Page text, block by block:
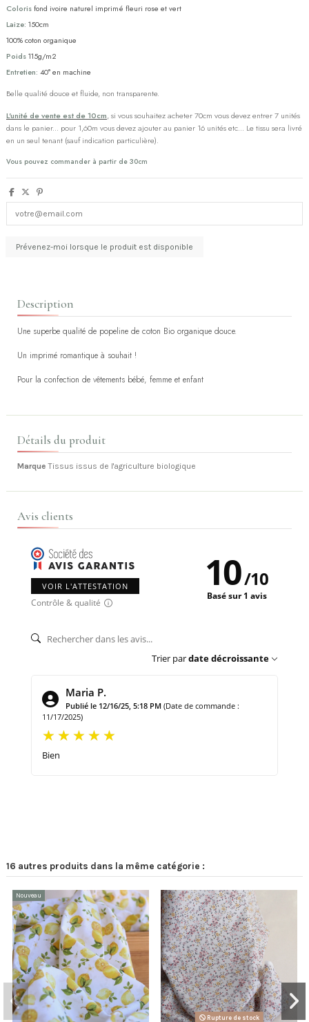
Colorisfond ivoire naturel imprimé fleuri rose et vert
Laize: 150cm
100% coton organique
Poids115g/m2
Entretien: 40° en machine
Belle qualité douce et fluide, non transparente.
L'unité de vente est de 10cm, si vous souhaitez acheter 70cm vous devez entrer 7 unités
dans le panier... pour 1,60m vous devez ajouter au panier 16 unités etc... Le tissu sera livré
en un seul tenant (sauf indication particulière).
Vous pouvez commander à partir de 30cm
Description
Une superbe qualité de popeline de coton Bio organique douce.
Un imprimé romantique à souhait !
Pour la confection de vêtements bébé, femme et enfant
Détails du produit
Marque Tissus issus de l'agriculture biologique
Avis clients
VOIR L'ATTESTATION
Contrôle & qualité
10/10
Basé sur 1 avis
Trier pardate décroissante
Maria P.
Publié le 12/16/25, 5:18 PM (Date de commande :
11/17/2025)
Bien
16 autres produits dans la même catégorie :
Nouveau
Rupture de stock